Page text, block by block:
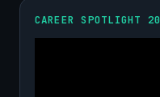
CAREER SPOTLIGHT